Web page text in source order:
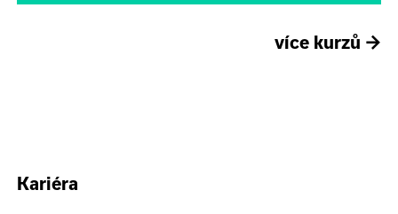
více kurzů →
Kariéra